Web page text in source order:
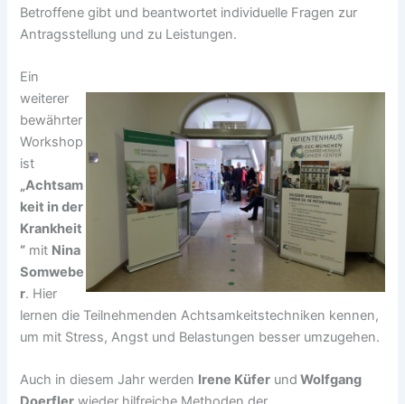
Betroffene gibt und beantwortet individuelle Fragen zur
Antragsstellung und zu Leistungen.
Ein
weiterer
bewährter
Workshop
ist
„Achtsam
keit in der
Krankheit
“ mit Nina
Somwebe
r. Hier
lernen die Teilnehmenden Achtsamkeitstechniken kennen,
um mit Stress, Angst und Belastungen besser umzugehen.
Auch in diesem Jahr werden Irene Küfer und Wolfgang